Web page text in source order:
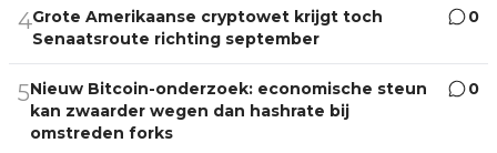
4Grote Amerikaanse cryptowet krijgt toch
Senaatsroute richting september
0
5Nieuw Bitcoin-onderzoek: economische steun
kan zwaarder wegen dan hashrate bij
omstreden forks
0